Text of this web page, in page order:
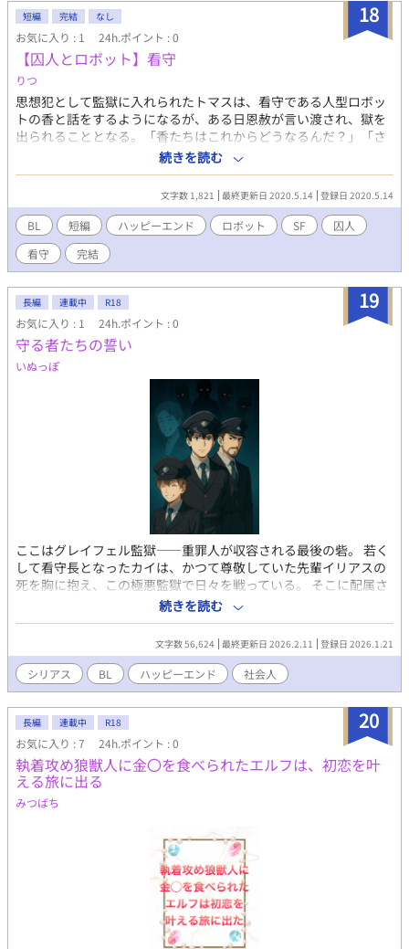
く予定だったソラは、なぜ自分がニルヤに飛ばされたのか、なぜ
襲われたのか、またなぜジャヒバルが面会したがっているのか、
わからないことだらけだった。 翌日、ジャヒバルとの面会を果た
したソラは、ニルヤに伝わるある伝承について聞かされる。それ
は、システムの壊れたニルヤにシュニャという神が顕現し、世界
に平穏をもたらすというものだった。マスターシステムへのアク
セスが失われたニルヤの各都市は、都市の呪いというバグに悩ま
されていた。 都市長とシュニャの婚姻によりシュニャがマスター
システムへの鍵となることから、ジャヒバルはその場でソラに結
婚を申し込む。そしてソラがシュニャであることを確定させるた
め、シュニャ判定の心眼を持つ水聖都市長の元を訪れてほしいと
懇願する。結婚はさておき、自身が本当にシュニャなのか確認し
たかったソラは、フェイとアッシュを護衛に水聖都市ミジチへと
旅立つことになる。 水聖都市への道中ソラは、ソラのことを気に
入ったらしいフェイから熱烈なアプローチを受ける。かつて人を
だましていたことの悔恨から、だれかに自分の本音を話すことの
抵抗感や、普通に幸せになることへの罪悪感があったソラは戸惑
いつつも、いつかだれかを好きになり、だれかに自分のことを好
きになってもらいたいという願望から、自分とフェイの気持ちに
向き合う猶予期間を設けることにする。 水聖都市が近づいてきた
ところでソラは、シュニャを手中に収めようとする集団に連れ去
られ、この世界の恐るべき秘密を知ることになる。また襲撃をき
っかけにフェイの知らない一面を知ったことからフェイと仲違い
をしてしまい、一度は近づいていた二人の距離が離れてしまうの
18
短編 完結 なし
お気に入り : 1 24h.ポイント : 0
【囚人とロボット】看守
りつ
思想犯として監獄に入れられたトマスは、看守である人型ロボッ
トの香と話をするようになるが、ある日恩赦が言い渡され、獄を
出られることとなる。「香たちはこれからどうなるんだ？」「さ
あ、使わない個体は物置行きか、廃棄処分か――いずれ僕らは旧
式が多いから」ロボット看守と囚人の小話です。「即興小説トレ
ーニング」さんで出たお題「平和と囚人」をもとに書いたもの。
続きを読む
文字数 1,821 最終更新日 2020.5.14 登録日 2020.5.14
BL 短編 ハッピーエンド ロボット SF
囚人
看守
完結
19
長編 連載中 R18
お気に入り : 1 24h.ポイント : 0
守る者たちの誓い
いぬっぽ
ここはグレイフェル監獄――重罪人が収容される最後の砦。 若く
して看守長となったカイは、かつて尊敬していた先輩イリアスの
死を胸に抱え、この極悪監獄で日々を戦っている。 そこに配属さ
れたのは、新任看守ノア。 彼はイリアスの弟であり、兄を慕うあ
まり、同じ悲劇を二度と繰り返したくないという強い想いを胸に
秘めていた。 カイと同期、そしてノアの兄であるダリウスととも
に、三人は囚人たちの陰謀や裏切り、そして上層部の圧力が渦巻
く監獄の闇に立ち向かう。 誰も信用できない場所で、命と信頼を
懸けて守るべき者を守り抜く――。 それが、この灰色の檻で生き
る彼らの唯一の使命であり、試練でもある。 立ち向かう中で戦友
とは違う感情が生まれる。 今まで感じたことの無いこの気持ちは
どうなるのか…。 初めての小説投稿になります！ 表現や誤字脱字
などまだまだ拙いところもあると思いますが、 優しい気持ちで読
んでいただけたら嬉しいです。 ★マークのある部分にはR18的な
描写を含んでいますので、ご注意ください。
続きを読む
文字数 56,624 最終更新日 2026.2.11 登録日 2026.1.21
シリアス BL ハッピーエンド 社会人
20
長編 連載中 R18
お気に入り : 7 24h.ポイント : 0
執着攻め狼獣人に金〇を食べられたエルフは、初恋を叶
える旅に出る
みつばち